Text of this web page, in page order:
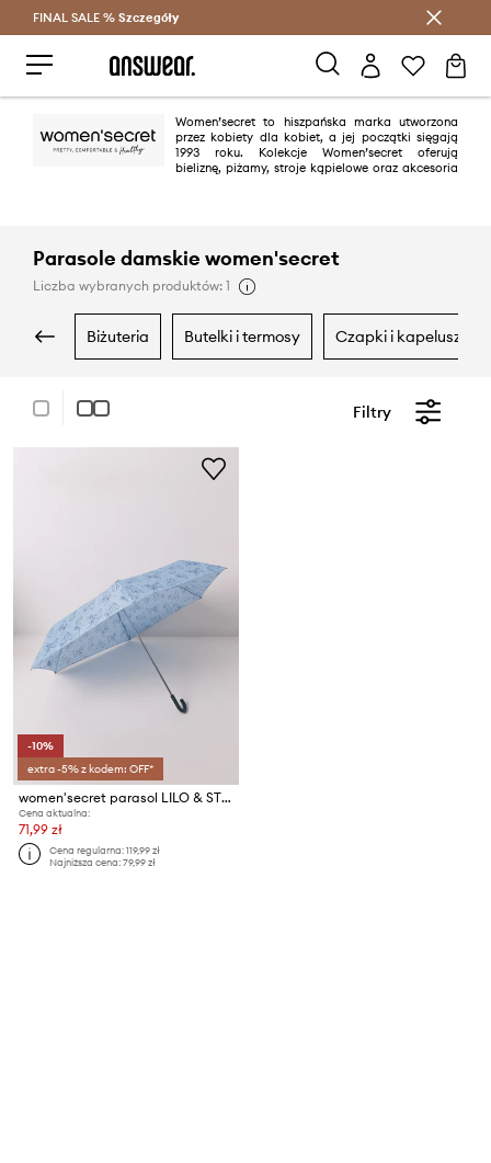
Oszczędzaj z Answear Club >
FINAL SALE % Szczegóły
Women’secret to hiszpańska marka utworzona
przez kobiety dla kobiet, a jej początki sięgają
1993 roku. Kolekcje Women’secret oferują
bieliznę, piżamy, stroje kąpielowe oraz akcesoria
Parasole damskie women'secret
Liczba wybranych produktów: 1
biżuteria butelki i termosy czapki i kapelusze
Filtry
-10%
extra -5% z kodem: OFF*
women'secret parasol LILO & STITCH
Cena aktualna:
71,99 zł
Cena regularna:119,99 zł
Najniższa cena:79,99 zł